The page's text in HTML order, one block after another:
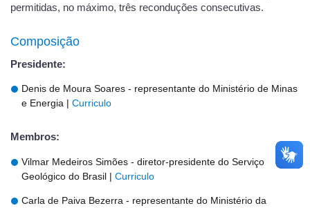
permitidas, no máximo, três reconduções consecutivas.
Composição
Presidente:
Denis de Moura Soares - representante do Ministério de Minas
e Energia | Curriculo
Membros:
Vilmar Medeiros Simões - diretor-presidente do Serviço
Geológico do Brasil | Curriculo
Carla de Paiva Bezerra - representante do Ministério da